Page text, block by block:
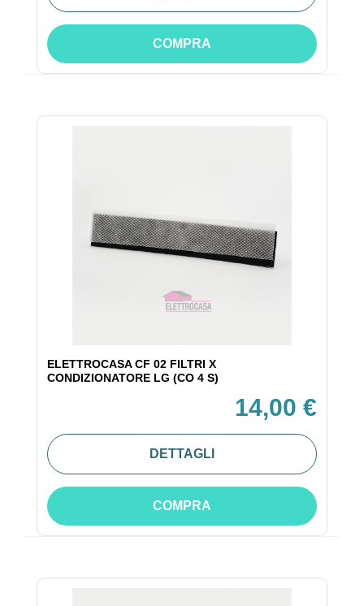
COMPRA
ELETTROCASA CF 02 FILTRI X
CONDIZIONATORE LG (CO 4 S)
14,00 €
DETTAGLI
COMPRA